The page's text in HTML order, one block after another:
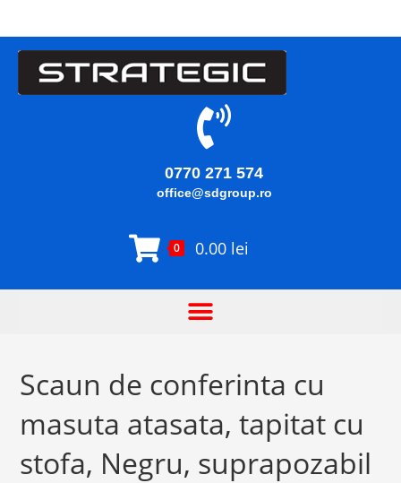
0770 271 574
office@sdgroup.ro
0 0.00 lei
Scaun de conferinta cu
masuta atasata, tapitat cu
stofa, Negru, suprapozabil